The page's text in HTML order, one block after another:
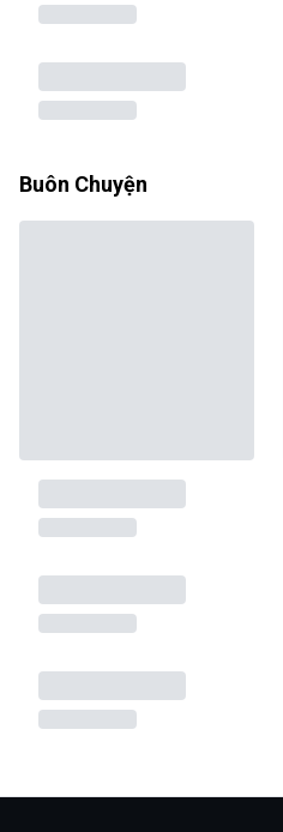
Buôn Chuyện